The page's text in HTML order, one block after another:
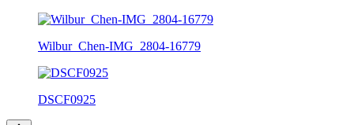
Wilbur_Chen-IMG_2804-16779
DSCF0925